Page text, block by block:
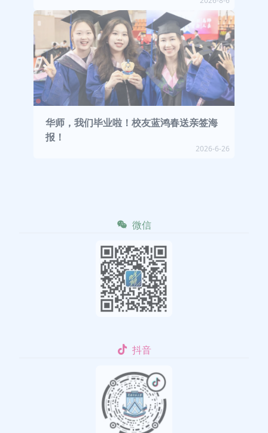
华师，我们毕业啦！校友蓝鸿春送亲签海
报！
2026-6-26
微信
抖音